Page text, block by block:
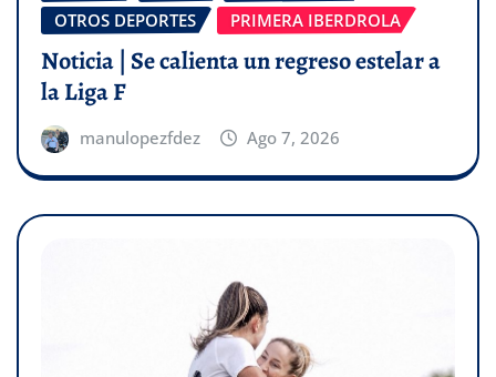
OTROS DEPORTES
PRIMERA IBERDROLA
Noticia | Se calienta un regreso estelar a
la Liga F
manulopezfdez Ago 7, 2026